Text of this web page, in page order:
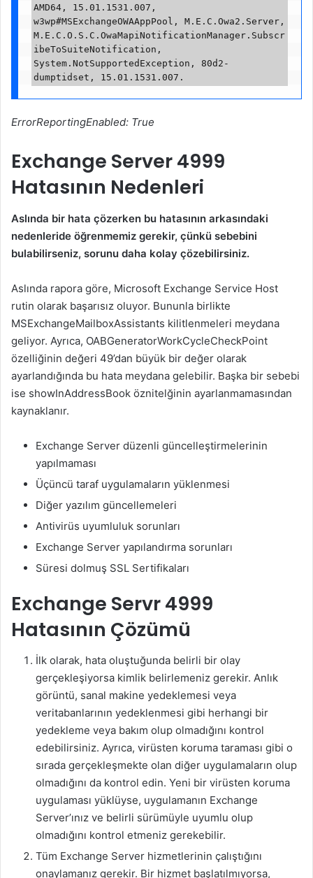
AMD64, 15.01.1531.007,
w3wp#MSExchangeOWAAppPool, M.E.C.Owa2.Server,
M.E.C.O.S.C.OwaMapiNotificationManager.Subscr
ibeToSuiteNotification,
System.NotSupportedException, 80d2-
ErrorReportingEnabled: True
Exchange Server 4999
Hatasının Nedenleri
Aslında bir hata çözerken bu hatasının arkasındaki
nedenleride öğrenmemiz gerekir, çünkü sebebini
bulabilirseniz, sorunu daha kolay çözebilirsiniz.
Aslında rapora göre, Microsoft Exchange Service Host
rutin olarak başarısız oluyor. Bununla birlikte
MSExchangeMailboxAssistants kilitlenmeleri meydana
geliyor. Ayrıca, OABGeneratorWorkCycleCheckPoint
özelliğinin değeri 49’dan büyük bir değer olarak
ayarlandığında bu hata meydana gelebilir. Başka bir sebebi
ise showInAddressBook öznitelğinin ayarlanmamasından
kaynaklanır.
Exchange Server düzenli güncelleştirmelerinin
yapılmaması
Üçüncü taraf uygulamaların yüklenmesi
Diğer yazılım güncellemeleri
Antivirüs uyumluluk sorunları
Exchange Server yapılandırma sorunları
Süresi dolmuş SSL Sertifikaları
Exchange Servr 4999
Hatasının Çözümü
İlk olarak, hata oluştuğunda belirli bir olay
gerçekleşiyorsa kimlik belirlemeniz gerekir. Anlık
görüntü, sanal makine yedeklemesi veya
veritabanlarının yedeklenmesi gibi herhangi bir
yedekleme veya bakım olup olmadığını kontrol
edebilirsiniz. Ayrıca, virüsten koruma taraması gibi o
sırada gerçekleşmekte olan diğer uygulamaların olup
olmadığını da kontrol edin. Yeni bir virüsten koruma
uygulaması yüklüyse, uygulamanın Exchange
Server’ınız ve belirli sürümüyle uyumlu olup
olmadığını kontrol etmeniz gerekebilir.
Tüm Exchange Server hizmetlerinin çalıştığını
onaylamanız gerekir. Bir hizmet başlatılmıyorsa,